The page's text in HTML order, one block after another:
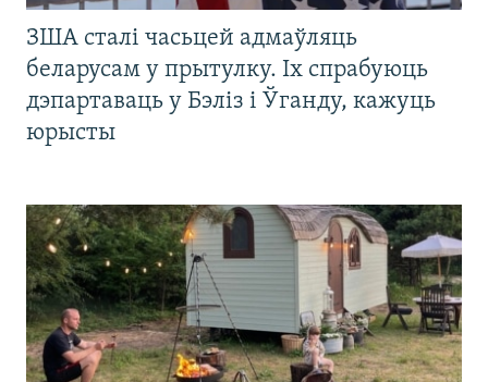
ЗША сталі часьцей адмаўляць
беларусам у прытулку. Іх спрабуюць
дэпартаваць у Бэліз і Ўганду, кажуць
юрысты